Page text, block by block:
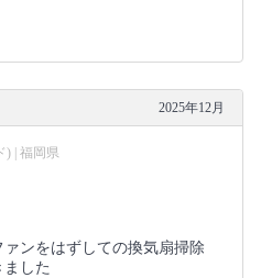
2025年12月
) | 福岡県
ンをはずしての換気扇掃除
した